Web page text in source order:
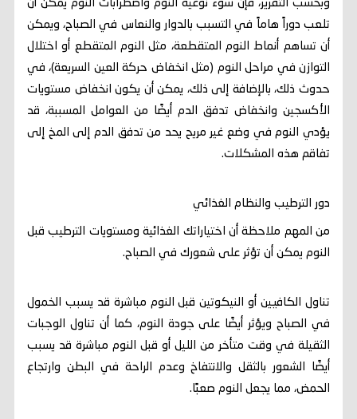
وبحسب التقرير، فإن سوء نوعية النوم واضطرابات النوم يمكن أن
تلعب دوراً هاماً في التسبب بالدوار والنعاس في الصباح، ويمكن
أن تساهم أنماط النوم المتقطعة، مثل النوم المتقطع أو اختلال
التوازن في مراحل النوم (مثل انخفاض حركة العين السريعة)، في
حدوث ذلك، بالإضافة إلى ذلك، يمكن أن يكون انخفاض مستويات
الأكسجين وانخفاض تدفق الدم أيضًا من العوامل المسببة، قد
يؤدي النوم في وضع غير مريح يحد من تدفق الدم إلى المخ إلى
تفاقم هذه المشكلات.
دور الترطيب والنظام الغذائي
من المهم ملاحظة أن اختياراتك الغذائية ومستويات الترطيب قبل
النوم يمكن أن تؤثر على شعورك في الصباح.
تناول الكافيين أو النيكوتين قبل النوم مباشرة قد يسبب الخمول
في الصباح ويؤثر أيضًا على جودة النوم، كما أن تناول الوجبات
الثقيلة في وقت متأخر من الليل أو قبل النوم مباشرة قد يسبب
أيضًا الشعور بالثقل والانتفاخ وعدم الراحة في البطن وارتجاع
الحمض، مما يجعل النوم صعبًا.